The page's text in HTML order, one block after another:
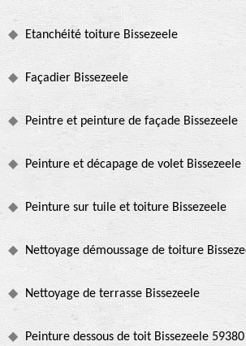
Etanchéité toiture Bissezeele
Façadier Bissezeele
Peintre et peinture de façade Bissezeele
Peinture et décapage de volet Bissezeele
Peinture sur tuile et toiture Bissezeele
Nettoyage démoussage de toiture
Nettoyage de terrasse Bissezeele
Peinture dessous de toit Bissezeele 59380